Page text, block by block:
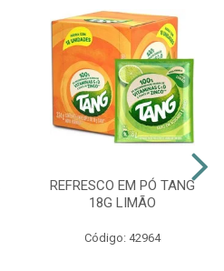
REFRESCO EM PÓ TANG
18G LIMÃO
Código: 42964